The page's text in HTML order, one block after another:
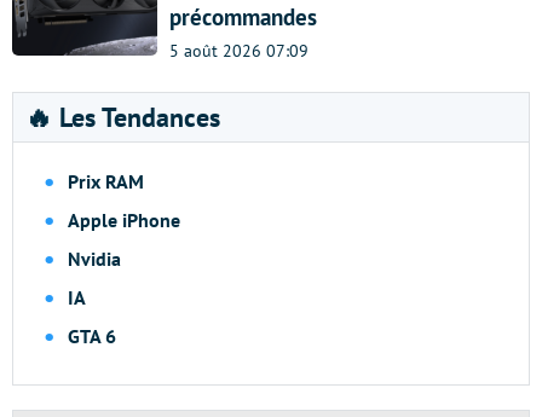
précommandes
5 août 2026 07:09
🔥 Les Tendances
Prix RAM
Apple iPhone
Nvidia
IA
GTA 6